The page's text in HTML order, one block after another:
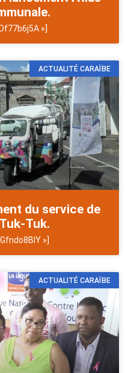
»]
ACTUALITÉ CARAÏBE
du service de
Tuk.
»]
ACTUALITÉ CARAÏBE